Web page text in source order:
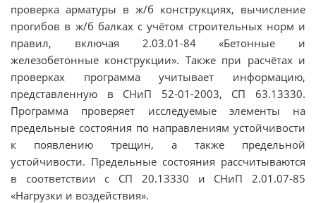
проверка арматуры в ж/б конструкциях, вычисление
прогибов в ж/б балках с учётом строительных норм и
правил, включая 2.03.01-84 «Бетонные и
железобетонные конструкции». Также при расчётах и
проверках программа учитывает информацию,
представленную в СНиП 52-01-2003, СП 63.13330.
Программа проверяет исследуемые элементы на
предельные состояния по направлениям устойчивости
к появлению трещин, а также предельной
устойчивости. Предельные состояния рассчитываются
в соответствии с СП 20.13330 и СНиП 2.01.07-85
«Нагрузки и воздействия».